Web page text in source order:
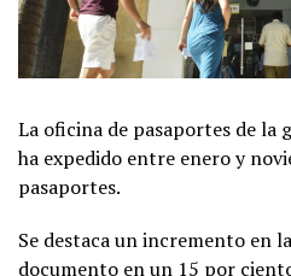
La oficina de pasaportes de
ha expedido entre enero y
pasaportes.
Se destaca un incremento en
documento en un 15 por